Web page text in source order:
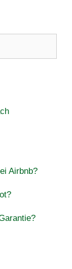
Airbnb?